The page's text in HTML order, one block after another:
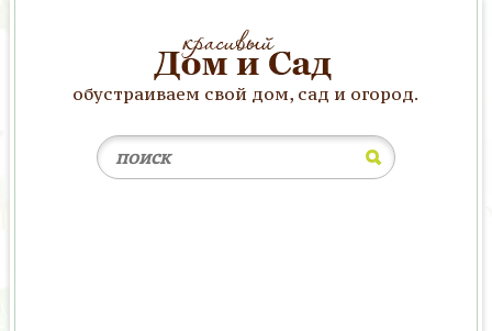
обустраиваем свой дом, сад и огород.